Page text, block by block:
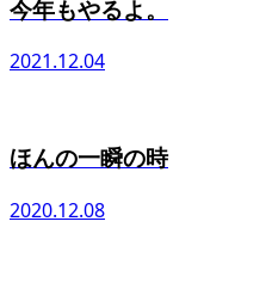
今年もやるよ。
2021.12.04
ほんの一瞬の時
2020.12.08